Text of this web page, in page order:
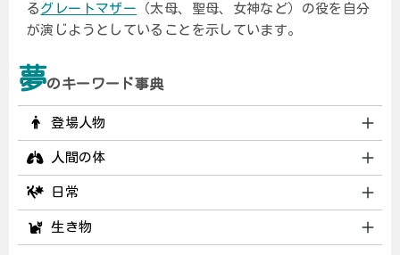
る グレートマザー （太母、聖母、女神など）の役を自分
が演じようとしていることを示しています。
夢のキーワード事典
登場人物
人間の体
日常
生き物